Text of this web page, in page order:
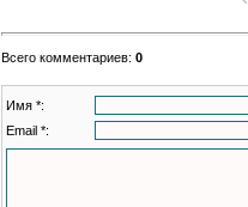
Всего комментариев: 0
Имя *:
Email *: